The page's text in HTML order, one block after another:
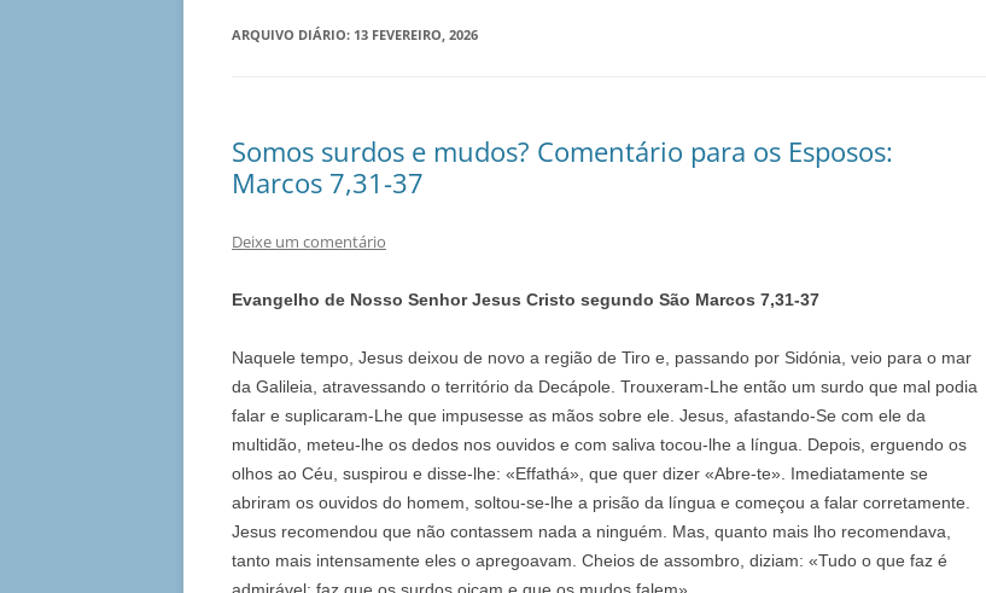
ARQUIVO DIÁRIO: 13 FEVEREIRO, 2026
Somos surdos e mudos? Comentário para os Esposos:
Marcos 7,31-37
Deixe um comentário
Evangelho de Nosso Senhor Jesus Cristo segundo São Marcos 7,31-37
Naquele tempo, Jesus deixou de novo a região de Tiro e, passando por Sidónia, veio para o mar
da Galileia, atravessando o território da Decápole. Trouxeram-Lhe então um surdo que mal podia
falar e suplicaram-Lhe que impusesse as mãos sobre ele. Jesus, afastando-Se com ele da
multidão, meteu-lhe os dedos nos ouvidos e com saliva tocou-lhe a língua. Depois, erguendo os
olhos ao Céu, suspirou e disse-lhe: «Effathá», que quer dizer «Abre-te». Imediatamente se
abriram os ouvidos do homem, soltou-se-lhe a prisão da língua e começou a falar corretamente.
Jesus recomendou que não contassem nada a ninguém. Mas, quanto mais lho recomendava,
tanto mais intensamente eles o apregoavam. Cheios de assombro, diziam: «Tudo o que faz é